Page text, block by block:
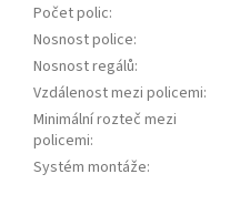
Počet polic:
Nosnost police:
Nosnost regálů:
Vzdálenost mezi policemi:
Minimální rozteč mezi
policemi:
Systém montáže: